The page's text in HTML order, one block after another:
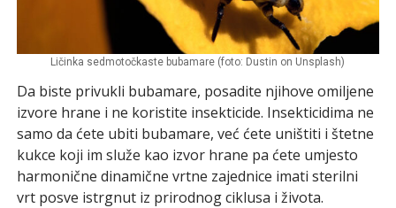
Ličinka sedmotočkaste bubamare (foto: Dustin on Unsplash)
Da biste privukli bubamare, posadite njihove omiljene
izvore hrane i ne koristite insekticide. Insekticidima ne
samo da ćete ubiti bubamare, već ćete uništiti i štetne
kukce koji im služe kao izvor hrane pa ćete umjesto
harmonične dinamične vrtne zajednice imati sterilni
vrt posve istrgnut iz prirodnog ciklusa i života.